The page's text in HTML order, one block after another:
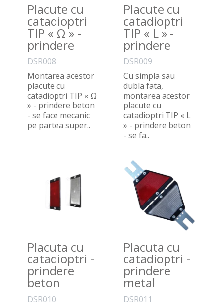
Placute cu
catadioptri
TIP « Ω » -
prindere
beton
DSR008
Montarea acestor
placute cu
catadioptri TIP « Ω
» - prindere beton
- se face mecanic
pe partea super..
Placute cu
catadioptri
TIP « L » -
prindere
beton
DSR009
Cu simpla sau
dubla fata,
montarea acestor
placute cu
catadioptri TIP « L
» - prindere beton
- se fa..
Placuta cu
catadioptri -
prindere
beton
DSR010
Placuta cu
catadioptri -
prindere
metal
DSR011